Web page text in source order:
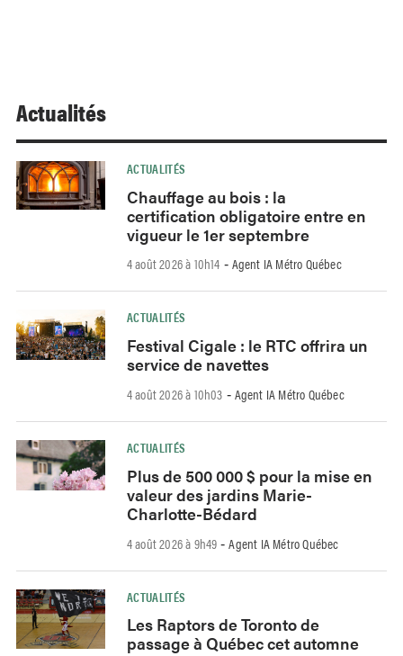
Actualités
ACTUALITÉS
Chauffage au bois : la
certification obligatoire entre en
vigueur le 1er septembre
4 août 2026 à 10h14 - Agent IA Métro Québec
ACTUALITÉS
Festival Cigale : le RTC offrira un
service de navettes
4 août 2026 à 10h03 - Agent IA Métro Québec
ACTUALITÉS
Plus de 500 000 $ pour la mise en
valeur des jardins Marie-
Charlotte-Bédard
4 août 2026 à 9h49 -Agent IA Métro Québec
ACTUALITÉS
Les Raptors de Toronto de
passage à Québec cet automne